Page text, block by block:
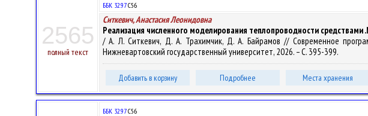
2565
полный текст
ББК 32.97С56
Ситкевич, Анастасия Леонидовна
Реализация численного моделирования теплопроводности средствами
/ А. Л. Ситкевич, Д. А. Трахимчик, Д. А. Байрамов // Современное
Нижневартовский государственный университет, 2026. – С. 395-399.
Добавить в корзину Подробнее Места хранения
ББК 32.97С56